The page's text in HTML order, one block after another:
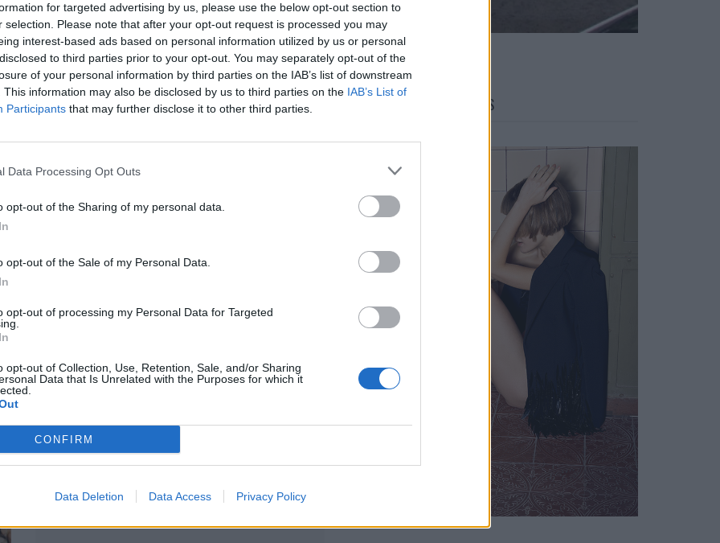
for targeted advertising by us, please use the below opt-out section to
selection. Please note that after your opt-out request is processed you may
interest-based ads based on personal information utilized by us or personal
to third parties prior to your opt-out. You may separately opt-out of the
of your personal information by third parties on the IAB’s list of downstream
This information may also be disclosed by us to third parties on the IAB’s List of
Participants that may further disclose it to other third parties.
Data Processing Opt Outs
opt-out of the Sharing of my personal data.
opt-out of the Sale of my Personal Data.
opt-out of processing my Personal Data for Targeted
opt-out of Collection, Use, Retention, Sale, and/or Sharing
Data that Is Unrelated with the Purposes for which it
CONFIRM
Data Deletion Data Access Privacy Policy
aktuelles Modeeditorial „Dans Le Vent“ waren wir
Beaufort bliess er uns um die Ohren, als wir Ende
Editorial schossen. Die Location: das Hotel The
liegt falsch. Denn wir hatten uns entschieden,
leistete das Team um Stylistin Christine
Die geometrischen Körper und klaren
Grand passten perfekt zu den klar geschnittenen
fügte sich auch der Wind ganz natürlich in unsere
Konsequenz und wählten für unser Editorial den Titel
München, www.westingrandmunich.com
FASHION
FACES FASHION EDITORIALS